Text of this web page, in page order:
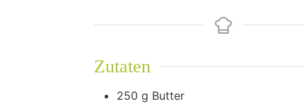
Zutaten
250 g Butter